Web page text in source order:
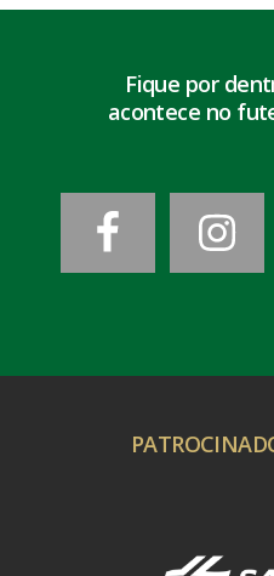
Fique por
acontece no